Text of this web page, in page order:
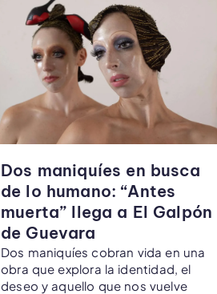
Dos maniquíes en busca
de lo humano: “Antes
muerta” llega a El Galpón
de Guevara
Dos maniquíes cobran vida en una
obra que explora la identidad, el
deseo y aquello que nos vuelve